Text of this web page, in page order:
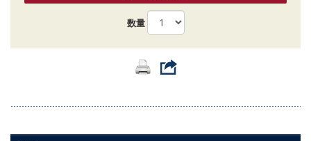
数量